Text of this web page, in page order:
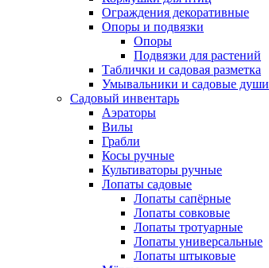
Ограждения декоративные
Опоры и подвязки
Опоры
Подвязки для растений
Таблички и садовая разметка
Умывальники и садовые души
Садовый инвентарь
Аэраторы
Вилы
Грабли
Косы ручные
Культиваторы ручные
Лопаты садовые
Лопаты сапёрные
Лопаты совковые
Лопаты тротуарные
Лопаты универсальные
Лопаты штыковые